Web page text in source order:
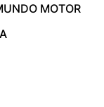
MOTOR